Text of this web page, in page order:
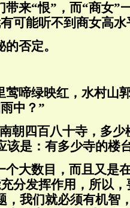
带来“恨” ，而“商女”
可能听不到商女高
否定。
莺啼绿映红，水村山
中？”
朝四百八十寺，多少
该是：有多少寺的楼
个大数目，而且又是
分发挥作用，所以
，我们就必须有机智